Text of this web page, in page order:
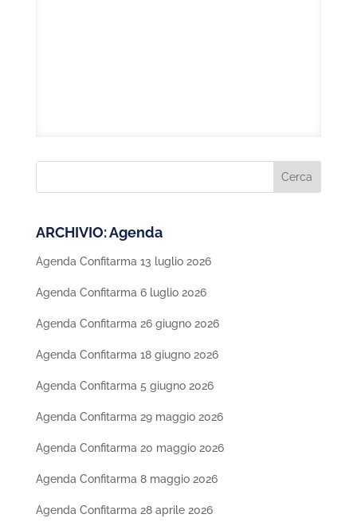
ARCHIVIO: Agenda
Agenda Confitarma 13 luglio 2026
Agenda Confitarma 6 luglio 2026
Agenda Confitarma 26 giugno 2026
Agenda Confitarma 18 giugno 2026
Agenda Confitarma 5 giugno 2026
Agenda Confitarma 29 maggio 2026
Agenda Confitarma 20 maggio 2026
Agenda Confitarma 8 maggio 2026
Agenda Confitarma 28 aprile 2026